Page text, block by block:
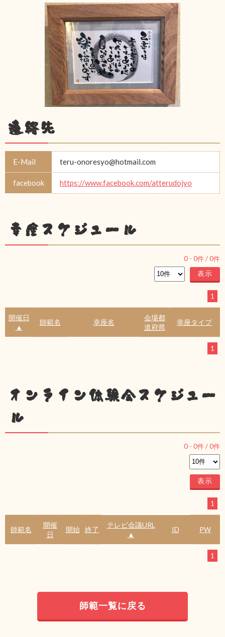
連絡先
E-Mail teru-onoresyo@hotmail.com
facebook https://www.facebook.com/atterudojyo
幸座スケジュール
0 - 0件 /0件
1
開催日
▲
師範名 幸座名
会場都
道府県
幸座タイプ
1
オンライン体験会スケジュー
ル
0 - 0件 /0件
1
師範名
開催
日
開始 終了
テレビ会議URL
▲
ID PW
1
師範一覧に戻る